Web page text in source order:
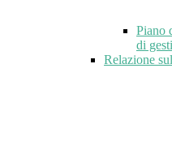
Piano
di
Relazione